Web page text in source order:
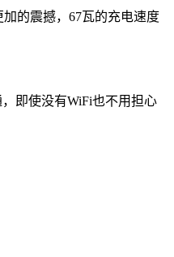
的震撼，67瓦的充电速度
即使没有WiFi也不用担心